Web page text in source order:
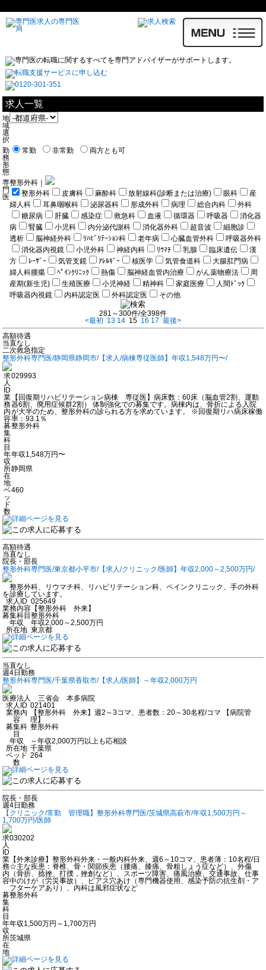
求人一覧
地
域
選
択
勤
務
形
態
常勤 非常勤 両方とも可
専
門
医
整形外科｜
整形外科
皮膚科 麻酔科 放射線科(診断または治療) 眼科
産
婦人科
耳鼻咽喉科 泌尿器科 形成外科 病理 総合内科
外科
糖尿病
肝臓 感染症 救急科 血液 循環器 呼吸器
消化器
病
腎臓 小児科 内分泌代謝科 消化器外科 超音波
細胞診
透析
脳神経外科 ﾘﾊﾋﾞﾘﾃｰｼｮﾝ科 老年病 心臓血管外科
呼吸器外科
消化器内視鏡
小児外科 神経内科 ﾘｳﾏﾁ 乳腺 臨床遺伝
漢
方
ﾚｰｻﾞｰ 気管支鏡 ｱﾚﾙｷﾞｰ 核医学 気管食道科
大腸肛門病
婦人科腫瘍
ﾍﾟｲﾝｸﾘﾆｯｸ 熱傷 脳神経血管内治療 がん薬物療法
周
産期(新生児)
生殖医療 小児神経 精神科 家庭医療
人間ﾄﾞｯｸ
呼吸器内視鏡
内科認定医 外科認定医 その他
281～300件/全398件
<最初 13 14 15 16 17 最後>
高額待遇
当直なし
二次救急指定
整形外科専門医/静岡県静岡市/【求人/病棟専従医師】年収1,548万円〜/
求
人
ID
029993
業
務
内
容
【回復期リハビリテーション病棟 専従医】病床数：60床（脳血管2割、運動
器6割、廃用症候群2割） 体制強化での募集です。病棟内は、骨折による入院
が大半のため、整形外科の診られる方を求めています。 ※回復期リハ病床稼働
率：93.1％
募
集
科
目
整形外科
年
収
年収1,548万円〜
所
在
地
静岡県
ベ
ッ
ド
数
460
高額待遇
当直なし
院長・部長
整形外科専門医/東京都小平市/【求人/クリニック/医師】年収2,000～2,500万円/
整形外科、リウマチ科、リハビリテーション科、ペインクリニック、手の外科
を診療しています。
求人ID 025649
業務内容 【整形外科 外来】
募集科目整形外科
年収
年収2,000～2,500万円
所在地 東京都
当直なし
週4日勤務
整形外科専門医/千葉県香取市/【求人/医師】～年収2,000万円
医療法人 三省会 本多病院
求人ID 021401
業務内
容
【整形外科 外来】週2～3コマ、患者数：20～30名程/コマ 【病院管
理】
募集科
目
整形外科
年収
～年収2,000万円以上も応相談
所在地 千葉県
ベッド
数
264
院長・部長
週4日勤務
【クリニック/常勤 管理職】整形外科専門医/茨城県高萩市/年収1,500万円～
1,700万円/医師
求
人
ID
030202
業
務
内
容
【外来診療】整形外科外来・一般内科外来、週6～10コマ、患者薄：10名程/日
☆主な疾患：脊椎、骨・関節疾患（腰痛、膝痛、骨粗しょう症など）、外傷
（骨折、捻挫、打撲，挫創など）、スポーツ障害、痛風治療、交通事故、仕事
中のけが（労災事故）、ピアス穴あけ（専門機器使用、感染予防の抗生剤・ア
フターケアあり）、内科は風邪症状など
募
集
科
目
整形外科
年
収
年収1,500万円～1,700万円
所
在
地
茨城県